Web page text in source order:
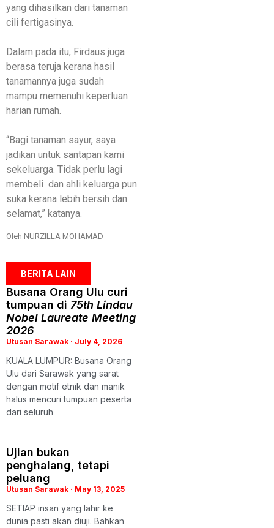
yang dihasilkan dari tanaman
cili fertigasinya.
Dalam pada itu, Firdaus juga
berasa teruja kerana hasil
tanamannya juga sudah
mampu memenuhi keperluan
harian rumah.
“Bagi tanaman sayur, saya
jadikan untuk santapan kami
sekeluarga. Tidak perlu lagi
membeli dan ahli keluarga pun
suka kerana lebih bersih dan
selamat,” katanya.
Oleh NURZILLA MOHAMAD
BERITA LAIN
Busana Orang Ulu curi
tumpuan di 75th Lindau
Nobel Laureate Meeting
2026
Utusan Sarawak July 4, 2026
KUALA LUMPUR: Busana Orang
Ulu dari Sarawak yang sarat
dengan motif etnik dan manik
halus mencuri tumpuan peserta
dari seluruh
Ujian bukan
penghalang, tetapi
peluang
Utusan Sarawak May 13, 2025
SETIAP insan yang lahir ke
dunia pasti akan diuji. Bahkan